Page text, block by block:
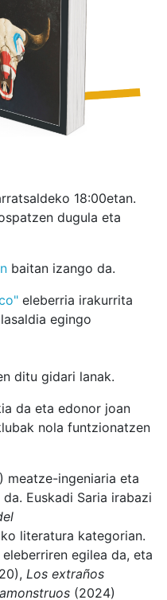
18:00etan.
dugula eta
baitan izango da.
eleberria irakurrita
egingo
ditu gidari lanak.
da eta edonor joan
nola funtzionatzen
meatze-ingeniaria eta
Euskadi Saria irabazi
literatura kategorian.
egilea da, eta
Los extraños
(2024)